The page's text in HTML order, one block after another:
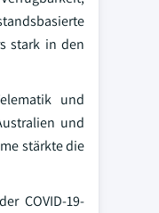
stark in den
und
und
stärkte die
COVID-19-